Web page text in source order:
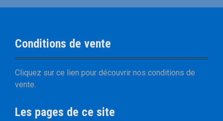
Conditions de vente
Cliquez sur ce lien pour découvrir nos conditions de
vente.
Les pages de ce site